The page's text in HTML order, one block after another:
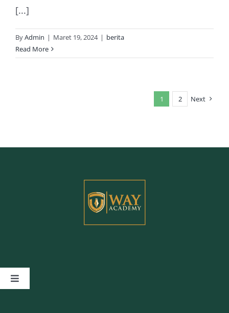
[...]
ByAdmin | Maret 19, 2024 | berita
Read More
1 2 Next
Toggle